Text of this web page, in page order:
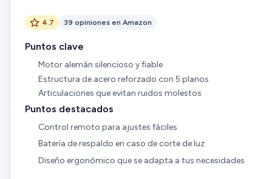
4.7 39 opiniones en Amazon
Puntos clave
Motor alemán silencioso y fiable
Estructura de acero reforzado con 5 planos
Articulaciones que evitan ruidos molestos
Puntos destacados
Control remoto para ajustes fáciles
Batería de respaldo en caso de corte de luz
Diseño ergonómico que se adapta a tus necesidades